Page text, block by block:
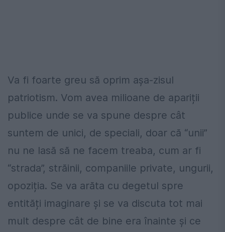
Va fi foarte greu să oprim așa-zisul
patriotism. Vom avea milioane de apariții
publice unde se va spune despre cât
suntem de unici, de speciali, doar că “unii”
nu ne lasă să ne facem treaba, cum ar fi
“strada”, străinii, companiile private, ungurii,
opoziția. Se va arăta cu degetul spre
entități imaginare și se va discuta tot mai
mult despre cât de bine era înainte și ce